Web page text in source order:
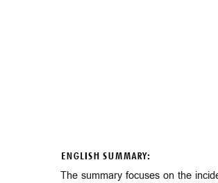
ENGLISH SUMMARY:
The summary focuses on the